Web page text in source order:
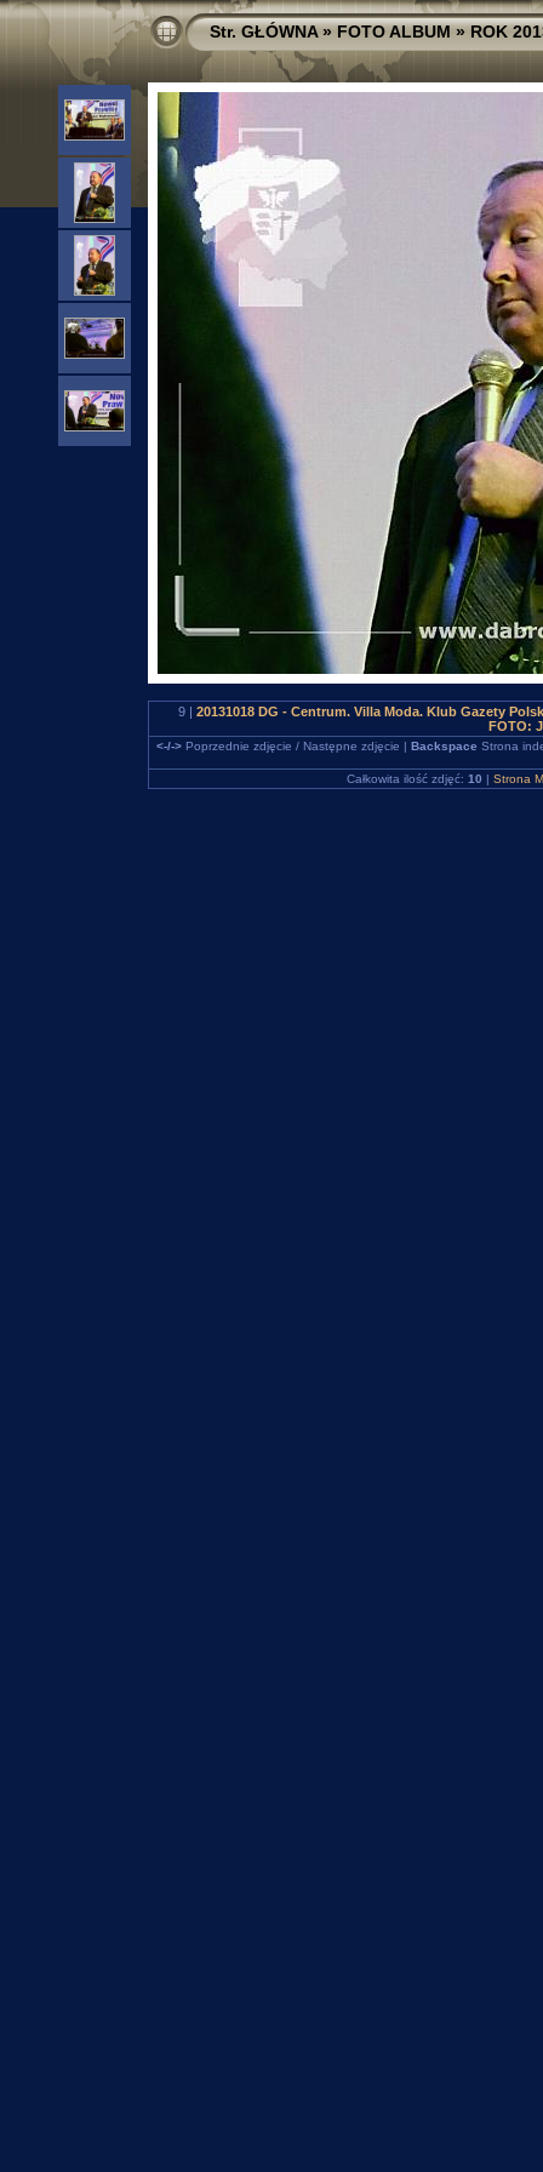
Str. GŁÓWNA»FOTO ALBUM»ROK
9 | 20131018 DG - Centrum. Villa Moda. Klub Gazety
FOTO:
<-/->Poprzednie zdjęcie / Następne zdjęcie | Backspace Strona
Całkowita ilość zdjęć: 10 | Strona